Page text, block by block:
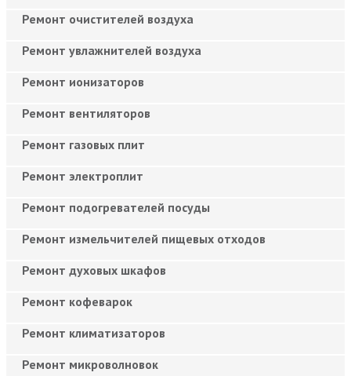
Ремонт очистителей воздуха
Ремонт увлажнителей воздуха
Ремонт ионизаторов
Ремонт вентиляторов
Ремонт газовых плит
Ремонт электроплит
Ремонт подогревателей посуды
Ремонт измельчителей пищевых отходов
Ремонт духовых шкафов
Ремонт кофеварок
Ремонт климатизаторов
Ремонт микроволновок